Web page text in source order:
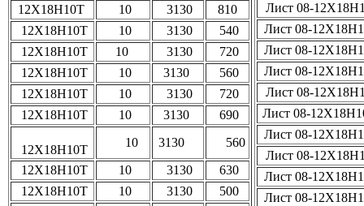
12Х18Н10Т
10 3130
810
12Х18Н10Т
10 3130
540
12Х18Н10Т
10 3130
720
12Х18Н10Т
10 3130
560
12Х18Н10Т
10 3130
720
12Х18Н10Т
10 3130 690
12Х18Н10Т
10 3130
560
12Х18Н10Т
10 3130
630
12Х18Н10Т
10 3130 500
Лист 08-
Лист 08-
Лист 08-
Лист 08-
Лист 08-
Лист 08-
Лист 08-
Лист 08-
Лист 08-
Лист 08-